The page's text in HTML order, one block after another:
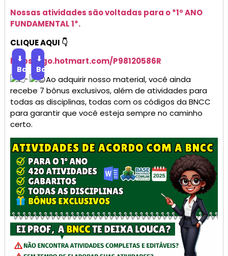
Nossas atividades são voltadas para o *1º ANO
FUNDAMENTAL 1*.
CLIQUE AQUI 👇
https://go.hotmart.com/P98120586R
⬇
Baixar
⬇
Baixar
Ao adquirir nosso material, você ainda
recebe 7 bônus exclusivos, além de atividades para
todas as disciplinas, todas com os códigos da BNCC
para garantir que você esteja sempre no caminho
certo.